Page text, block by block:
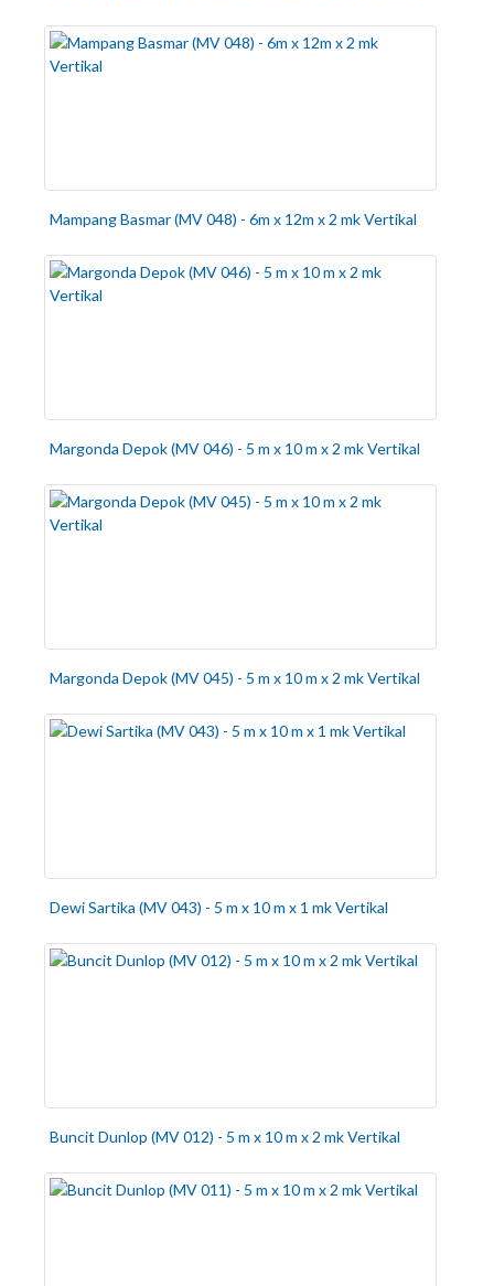
Mampang Basmar (MV 048) - 6m x 12m x 2 mk Vertikal
Margonda Depok (MV 046) - 5 m x 10 m x 2 mk Vertikal
Margonda Depok (MV 045) - 5 m x 10 m x 2 mk Vertikal
Dewi Sartika (MV 043) - 5 m x 10 m x 1 mk Vertikal
Buncit Dunlop (MV 012) - 5 m x 10 m x 2 mk Vertikal